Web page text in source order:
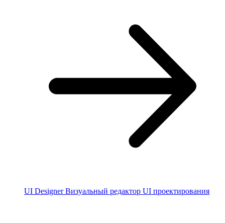
UI Designer Визуальный редактор UI проектирования